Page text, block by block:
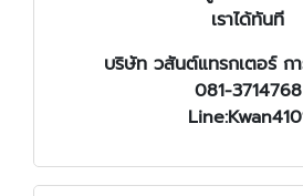
เราได้ทันที
บริษัท วสันต์แทรกเตอร์ กา
081-3714768